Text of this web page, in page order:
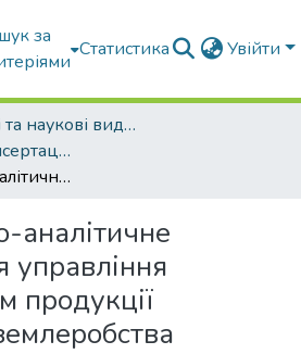
за
Статистика Увійти
Навчальні та наукові видання
Автореферати дисертацій та дисертації
Інформаційно-аналітичне забезпечення управління виробництвом продукції органічного землеробства
аналітичне
управління
продукції